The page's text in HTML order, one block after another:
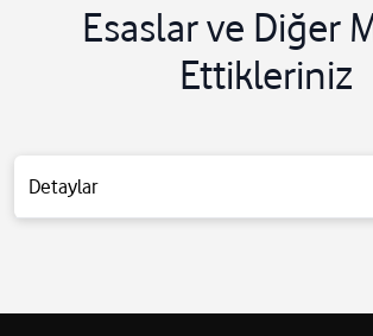
Esaslar ve Diğer
Ettikleriniz
Detaylar
Kıbrıs ve dünyada gelişen olaylar ile ilgili güncel
paketine abone olarak ulaşabilirsiniz.